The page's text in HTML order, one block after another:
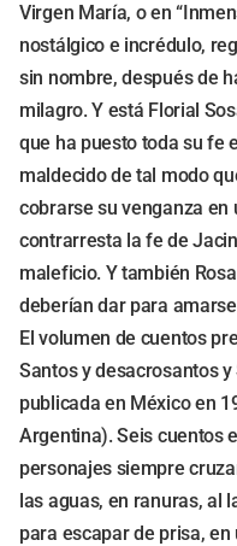
Virgen María, o en
nostálgico e incrédulo,
sin nombre, después de
milagro. Y está Florial
que ha puesto toda su fe
maldecido de tal modo
cobrarse su venganza en
contrarresta la fe de
maleficio. Y también
deberían dar para
El volumen de cuentos
Santos y desacrosantos
publicada en México en
Argentina). Seis cuentos
personajes siempre
las aguas, en ranuras, al
para escapar de prisa,